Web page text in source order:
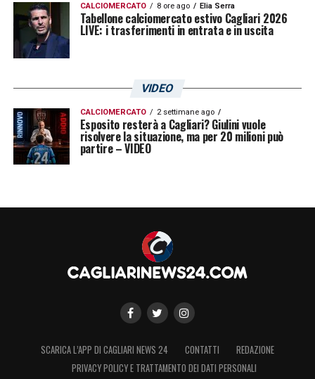
CALCIOMERCATO 8 ore ago Elia Serra
Tabellone calciomercato estivo Cagliari 2026
LIVE: i trasferimenti in entrata e in uscita
VIDEO
CALCIOMERCATO 2 settimane ago
Esposito resterà a Cagliari? Giulini vuole
risolvere la situazione, ma per 20 milioni può
partire – VIDEO
SCARICA L’APP DI CAGLIARI NEWS 24 CONTATTI
REDAZIONE
PRIVACY POLICY E TRATTAMENTO DEI DATI PERSONALI